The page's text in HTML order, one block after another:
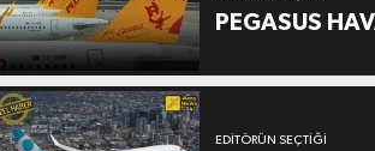
PEGASUS
EDITÖRÜN SEÇTIĞI